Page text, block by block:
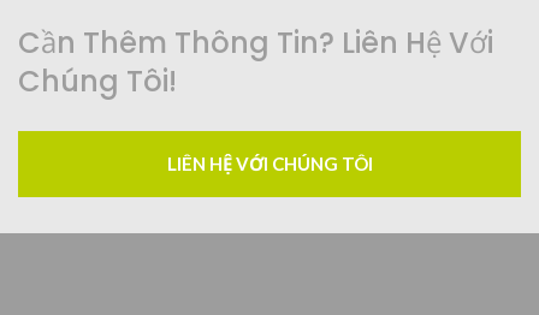
Cần Thêm Thông Tin? Liên Hệ Với
Chúng Tôi!
LIÊN HỆ VỚI CHÚNG TÔI